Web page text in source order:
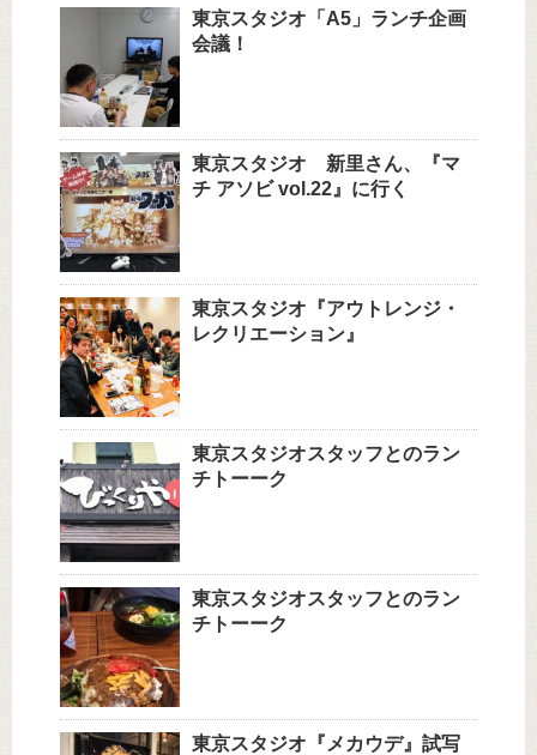
東京スタジオ「A5」ランチ企画
会議！
東京スタジオ 新里さん、『マ
チ アソビ vol.22』に行く
東京スタジオ『アウトレンジ・
レクリエーション』
東京スタジオスタッフとのラン
チトーーク
東京スタジオスタッフとのラン
チトーーク
東京スタジオ『メカウデ』試写